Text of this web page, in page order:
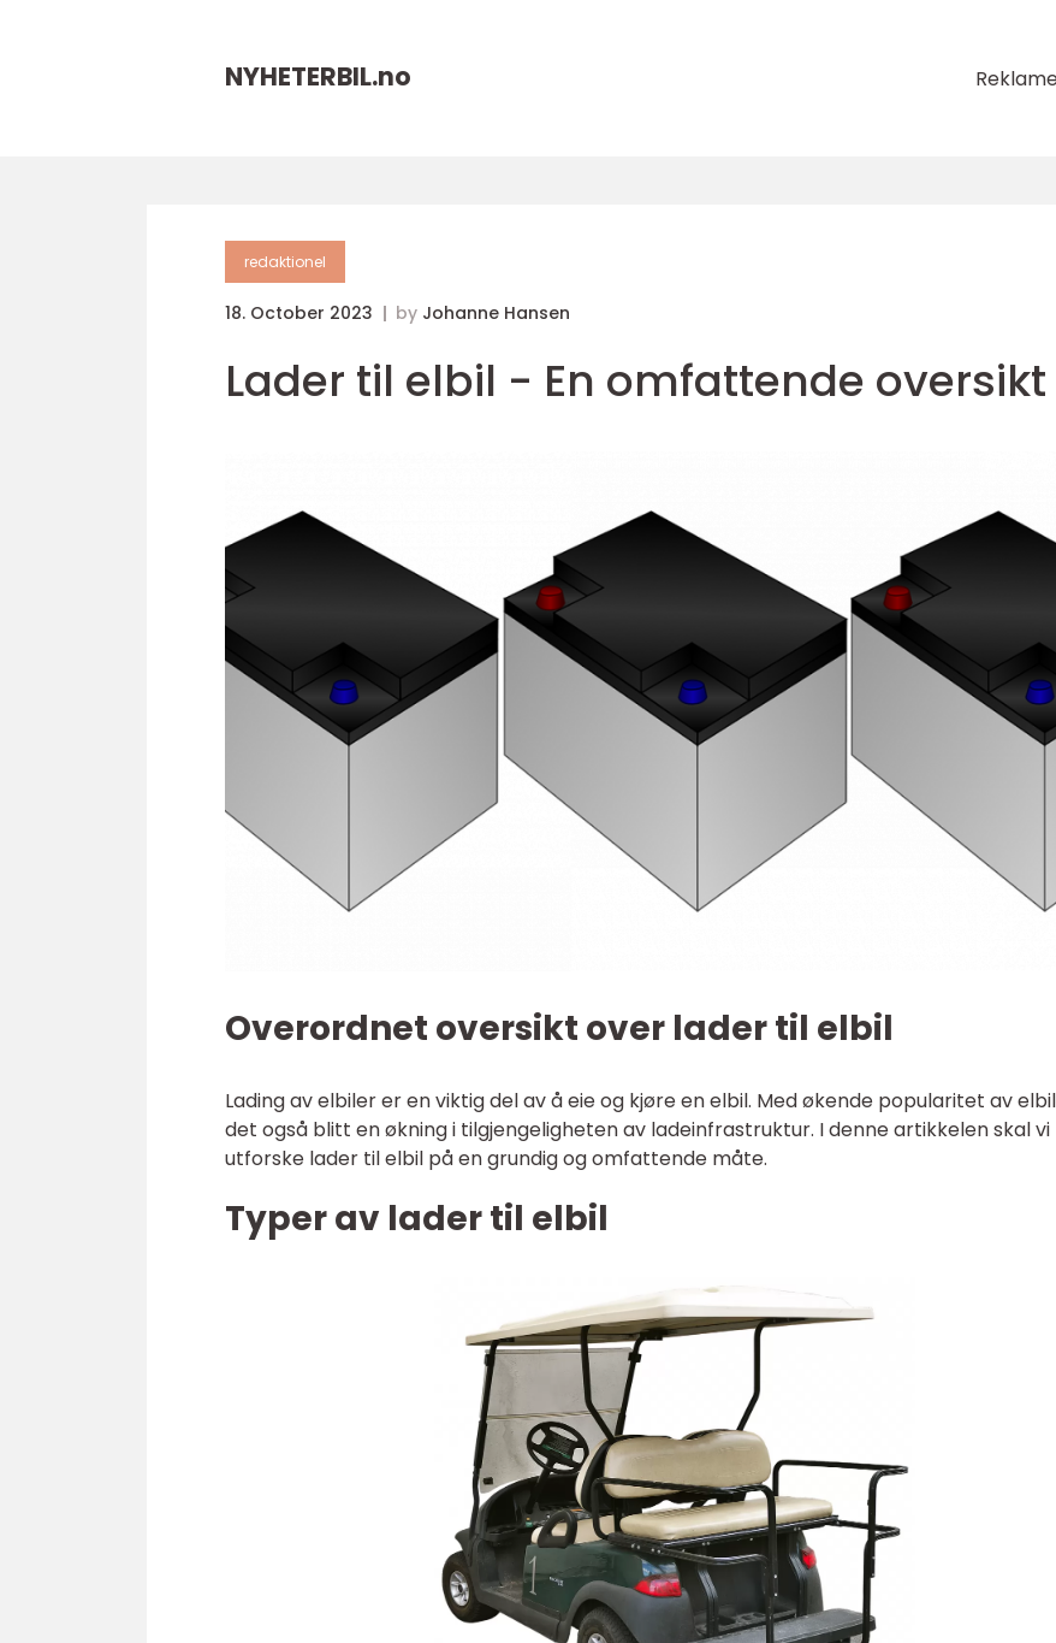
NYHETERBIL.no
redaktionel
18. October 2023 by Johanne Hansen
Lader til elbil - En omfattende oversikt
Overordnet oversikt over lader til elbil
Lading av elbiler er en viktig del av å eie og kjøre en elbil. Med økende popularitet av
det også blitt en økning i tilgjengeligheten av ladeinfrastruktur. I denne artikkelen skal vi
utforske lader til elbil på en grundig og omfattende måte.
Typer av lader til elbil